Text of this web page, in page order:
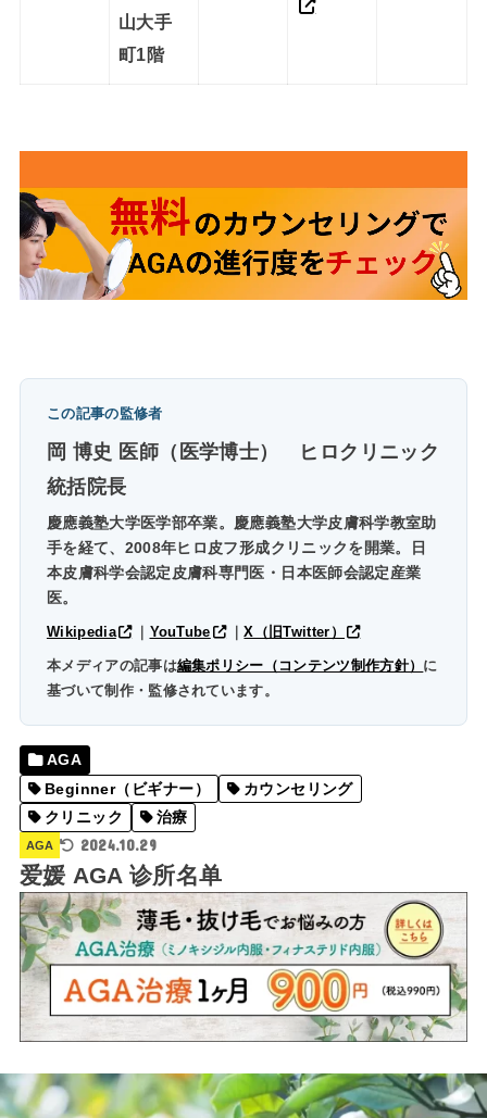
山大手
町1階
この記事の監修者
岡 博史 医師（医学博士）
ヒロクリニック
統括院長
慶應義塾大学医学部卒業。慶應義塾大学皮膚科学教室助
手を経て、2008年ヒロ皮フ形成クリニックを開業。日
本皮膚科学会認定皮膚科専門医・日本医師会認定産業
医。
Wikipedia YouTube ｜X（旧Twitter）
本メディアの記事は編集ポリシー（コンテンツ制作方針） に
基づいて制作・監修されています。
AGA
Beginner（ビギナー）
カウンセリング
クリニック
治療
AGA 2024.10.29
爱媛 AGA 诊所名单